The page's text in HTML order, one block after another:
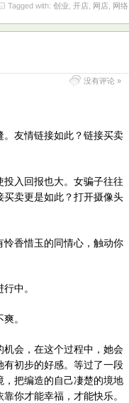
Tagged with: 创业 开店 网店 网络
没有评论 »
友情链接如此？链接买卖
入回报也大。女骗子往往
卖更是如此？打开摄像头
香惜玉的同情心，触动你
中。
。
会，在这个过程中，她会
初步的好感。等过了一段
把编造的自己凄楚的境地
你才能幸福，才能快乐。